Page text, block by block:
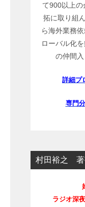
て900以上の
拓に取り組
ら海外業務
ローバル化
の仲間入
詳細プ
専門
村田裕之 著
ラジオ深